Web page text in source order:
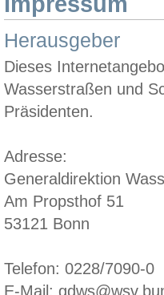
Herausgeber
Dieses
Wasserstraßen und
Präsidenten.
Adresse:
Generaldirektion
Am Propsthof 51
53121 Bonn
Telefon: 0228/7090-0
E-Mail: